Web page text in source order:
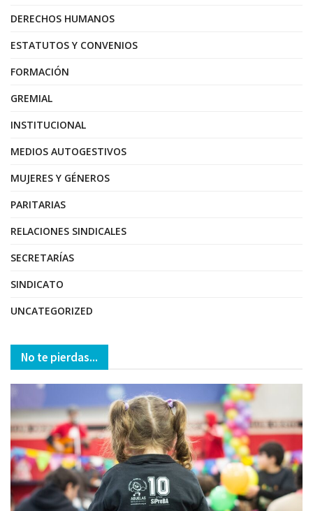
DERECHOS HUMANOS
ESTATUTOS Y CONVENIOS
FORMACIÓN
GREMIAL
INSTITUCIONAL
MEDIOS AUTOGESTIVOS
MUJERES Y GÉNEROS
PARITARIAS
RELACIONES SINDICALES
SECRETARÍAS
SINDICATO
UNCATEGORIZED
No te pierdas...